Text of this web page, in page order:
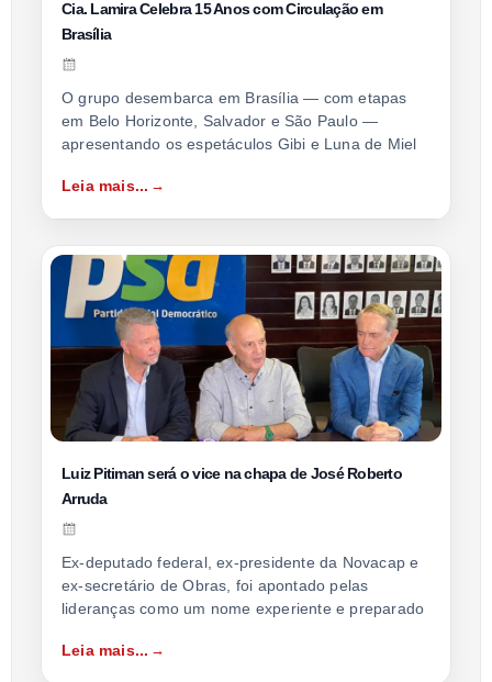
Cia. Lamira Celebra 15 Anos com Circulação em
Brasília
O grupo desembarca em Brasília — com etapas
em Belo Horizonte, Salvador e São Paulo —
apresentando os espetáculos Gibi e Luna de Miel
Leia mais...
Luiz Pitiman será o vice na chapa de José Roberto
Arruda
Ex-deputado federal, ex-presidente da Novacap e
ex-secretário de Obras, foi apontado pelas
lideranças como um nome experiente e preparado
Leia mais...